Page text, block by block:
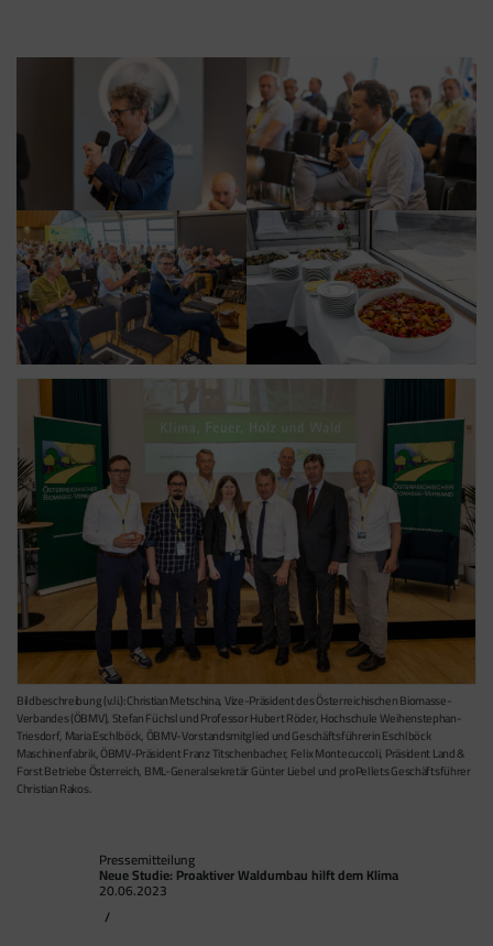
Bildbeschreibung (v.li.): Christian Metschina, Vize-Präsident des Österreichischen Biomasse-
Verbandes (ÖBMV), Stefan Füchsl und Professor Hubert Röder, Hochschule Weihenstephan-
Triesdorf, Maria Eschlböck, ÖBMV-Vorstandsmitglied und Geschäftsführerin Eschlböck
Maschinenfabrik, ÖBMV-Präsident Franz Titschenbacher, Felix Montecuccoli, Präsident Land &
Forst Betriebe Österreich, BML-Generalsekretär Günter Liebel und proPellets Geschäftsführer
Christian Rakos.
Pressemitteilung
Neue Studie: Proaktiver Waldumbau hilft dem Klima
20.06.2023
/